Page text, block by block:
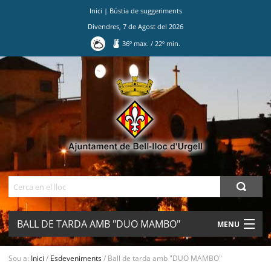
Inici | Bústia de suggeriments
Divendres 7 de Agost del 2026
36º max./ 22º min.
BALL DE TARDA AMB "DUO MAMBO" MENU
Sou a: Inici / Esdeveniments/ Ball de tarda amb "DUO MAMBO"